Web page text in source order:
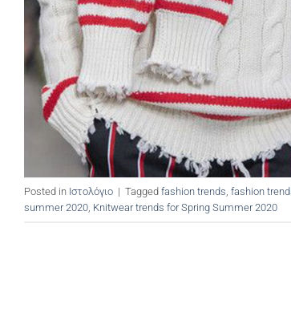
Posted in Ιστολόγιο | Tagged fashion trends fashion
summer 2020 Knitwear trends for Spring Summer 2020